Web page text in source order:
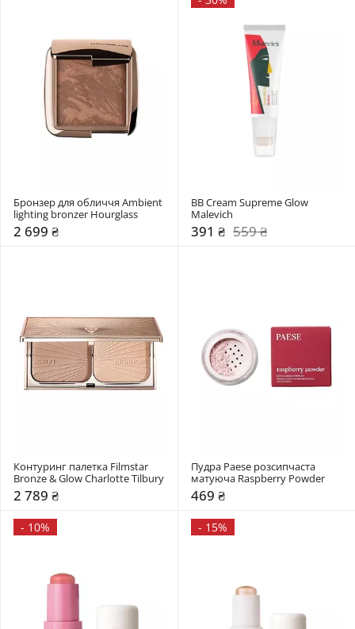
Бронзер для обличчя Ambient
lighting bronzer Hourglass
2 699 ₴
BB Cream Supreme Glow
Malevich
391 ₴ 559 ₴
Контуринг палетка Filmstar
Bronze & Glow Charlotte Tilbury
2 789 ₴
Пудра Paese розсипчаста
матуюча Raspberry Powder
469 ₴
- 10% - 15%